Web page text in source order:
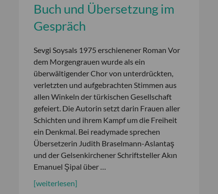
Buch und Übersetzung im
Gespräch
Sevgi Soysals 1975 erschienener Roman Vor
dem Morgengrauen wurde als ein
überwältigender Chor von unterdrückten,
verletzten und aufgebrachten Stimmen aus
allen Winkeln der türkischen Gesellschaft
gefeiert. Die Autorin setzt darin Frauen aller
Schichten und ihrem Kampf um die Freiheit
ein Denkmal. Bei readymade sprechen
Übersetzerin Judith Braselmann-Aslantaş
und der Gelsenkirchener Schriftsteller Akın
Emanuel Şipal über …
[weiterlesen]